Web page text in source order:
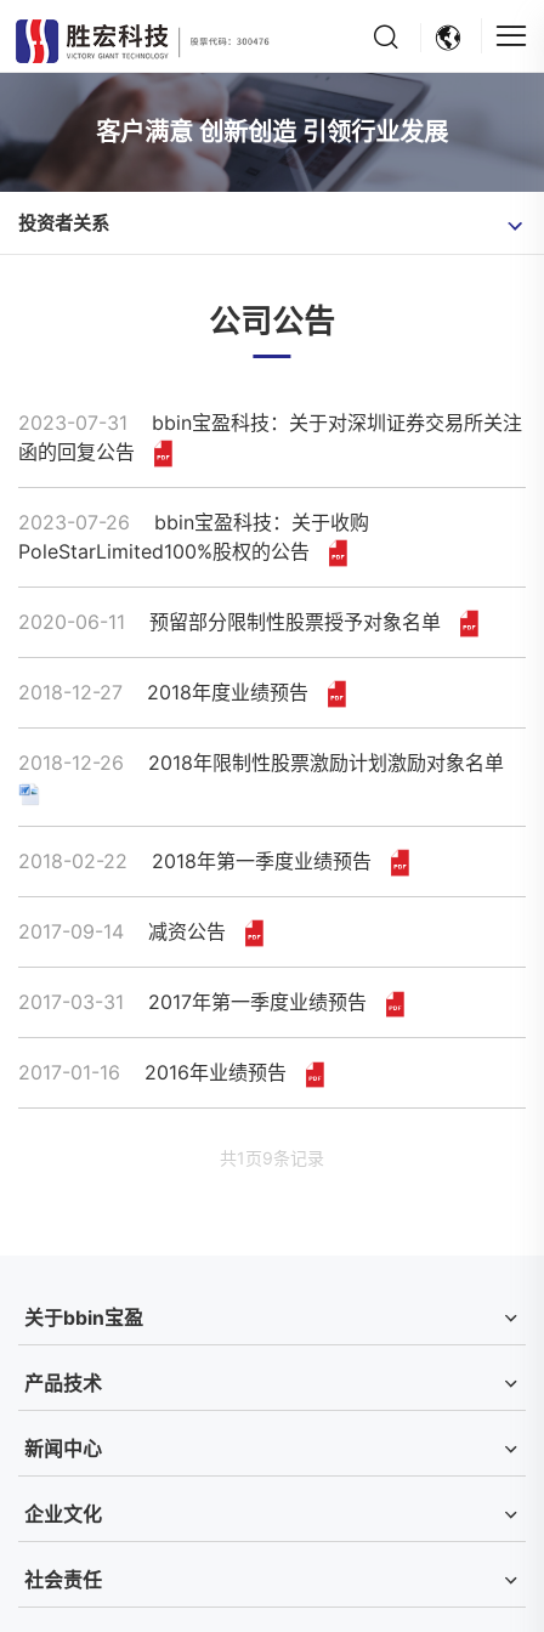
客户满意 创新创造 引领行业发展
投资者关系
公司公告
2023-07-31
bbin宝盈科技：关于对深圳证券交易所关注
函的回复公告
2023-07-26
bbin宝盈科技：关于收购
PoleStarLimited100%股权的公告
2020-06-11 预留部分限制性股票授予对象名单
2018-12-27 2018年度业绩预告
2018-12-26 2018年限制性股票激励计划激励对象名单
2018-02-22 2018年第一季度业绩预告
2017-09-14 减资公告
2017-03-31 2017年第一季度业绩预告
2017-01-16 2016年业绩预告
共1页9条记录
关于bbin宝盈
产品技术
新闻中心
企业文化
社会责任